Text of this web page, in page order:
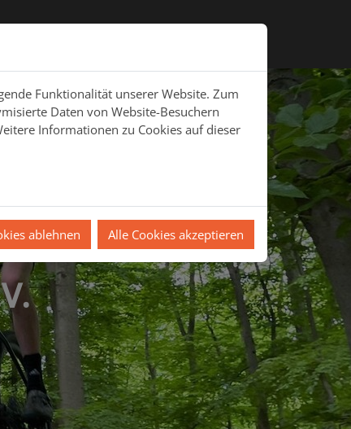
Funktionalität unserer Website. Zum
Daten von Website-Besuchern
Informationen zu Cookies auf dieser
ablehnen Alle Cookies akzeptieren